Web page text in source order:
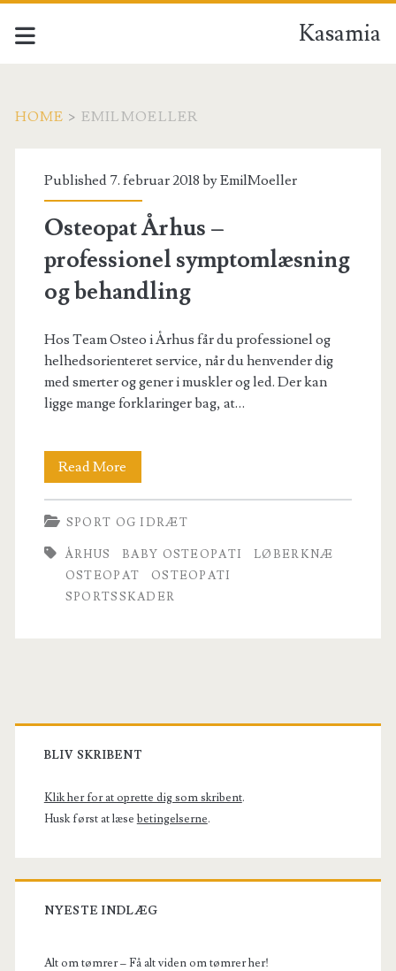
Kasamia
HOME > EMILMOELLER
Forfatter:
<span>EmilMoeller</
Published 7. februar 2018 byEmilMoeller
Osteopat Århus –
professionel symptomlæsning
og behandling
Hos Team Osteo i Århus får du professionel og
helhedsorienteret service, når du henvender dig
med smerter og gener i muskler og led. Der kan
ligge mange forklaringer bag, at…
Read More
Århus
–
professionel
symptomlæsning
SPORT OG IDRÆT
ÅRHUS BABY OSTEOPATI
LØBERKNÆ
OSTEOPAT
OSTEOPATI
SPORTSSKADER
Primary
Sidebar
BLIV SKRIBENT
Klik her for at oprette dig som skribent.
Husk først at læse betingelserne.
NYESTE INDLÆG
Alt om tømrer – Få alt viden om tømrer her!